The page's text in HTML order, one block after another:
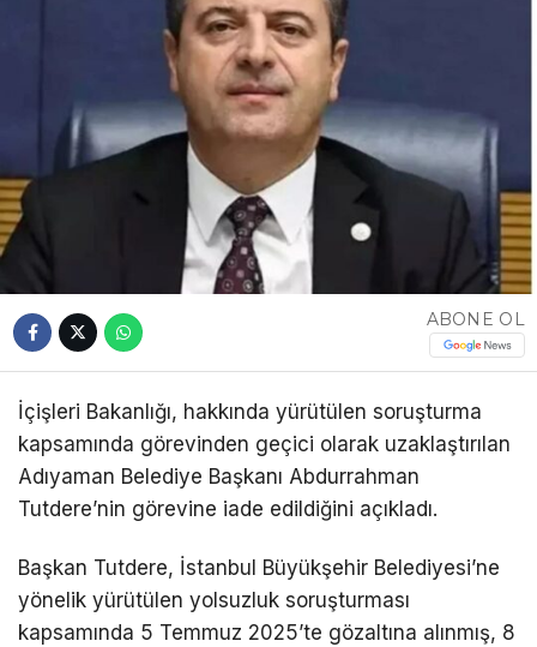
ABONE OL
İçişleri Bakanlığı, hakkında yürütülen soruşturma
kapsamında görevinden geçici olarak uzaklaştırılan
Adıyaman Belediye Başkanı Abdurrahman
Tutdere’nin görevine iade edildiğini açıkladı.
Başkan Tutdere, İstanbul Büyükşehir Belediyesi’ne
yönelik yürütülen yolsuzluk soruşturması
kapsamında 5 Temmuz 2025’te gözaltına alınmış, 8